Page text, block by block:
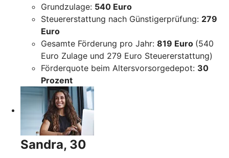
Grundzulage: 540 Euro
Steuererstattung nach Günstigerprüfung: 279
Euro
Gesamte Förderung pro Jahr: 819 Euro (540
Euro Zulage und 279 Euro Steuererstattung)
Förderquote beim Altersvorsorgedepot: 30
Prozent
Sandra, 30